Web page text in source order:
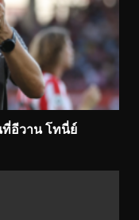
ที่อีวาน โทนี่ย์